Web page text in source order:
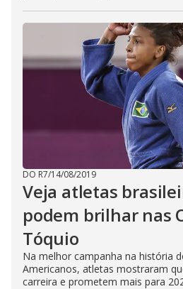
DO R7/14/08/2019
Veja atletas
podem brilhar nas
Tóquio
Na melhor campanha na história
Americanos, atletas mostraram
carreira e prometem mais para